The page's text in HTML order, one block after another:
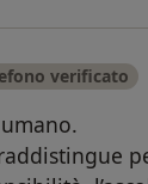
verificato